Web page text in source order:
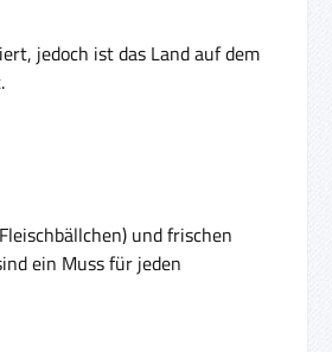
jedoch ist das Land auf dem
und frischen
ein Muss für jeden